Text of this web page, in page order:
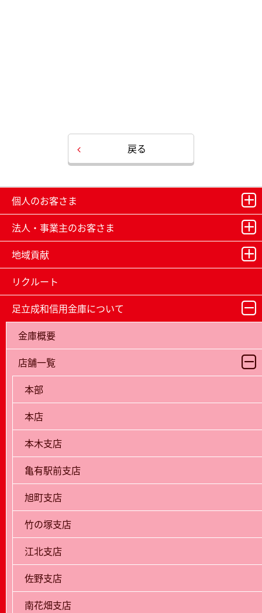
戻る
個人のお客さま
法人・事業主のお客さま
地域貢献
リクルート
足立成和信用金庫について
金庫概要
店舗一覧
本部
本店
本木支店
亀有駅前支店
旭町支店
竹の塚支店
江北支店
佐野支店
南花畑支店